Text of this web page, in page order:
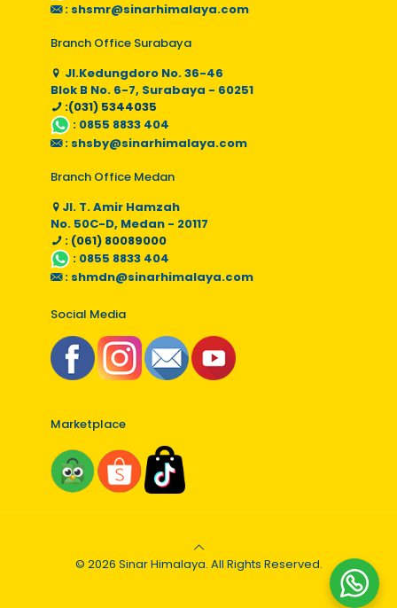
: shsmr@sinarhimalaya.com
Branch Office Surabaya
Jl.Kedungdoro No. 36-46
Blok B No. 6-7, Surabaya - 60251
:(031) 5344035
: 0855 8833 404
: shsby@sinarhimalaya.com
Branch Office Medan
Jl. T. Amir Hamzah
No. 50C-D, Medan - 20117
: (061) 80089000
: 0855 8833 404
: shmdn@sinarhimalaya.com
Social Media
Marketplace
© 2026 Sinar Himalaya. All Rights Reserved.